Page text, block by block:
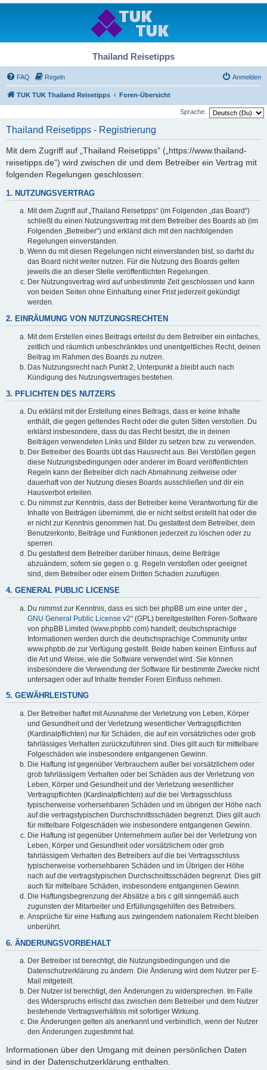
Thailand Reisetipps
FAQ Regeln Anmelden
TUK TUK Thailand Reisetipps Foren-Übersicht
Sprache:
Thailand Reisetipps - Registrierung
Mit dem Zugriff auf „Thailand Reisetipps“ („https://www.thailand-
reisetipps.de“) wird zwischen dir und dem Betreiber ein Vertrag mit
folgenden Regelungen geschlossen:
1. NUTZUNGSVERTRAG
Mit dem Zugriff auf „Thailand Reisetipps“ (im Folgenden „das Board“)
schließt du einen Nutzungsvertrag mit dem Betreiber des Boards ab (im
Folgenden „Betreiber“) und erklärst dich mit den nachfolgenden
Regelungen einverstanden.
Wenn du mit diesen Regelungen nicht einverstanden bist, so darfst du
das Board nicht weiter nutzen. Für die Nutzung des Boards gelten
jeweils die an dieser Stelle veröffentlichten Regelungen.
Der Nutzungsvertrag wird auf unbestimmte Zeit geschlossen und kann
von beiden Seiten ohne Einhaltung einer Frist jederzeit gekündigt
werden.
2. EINRÄUMUNG VON NUTZUNGSRECHTEN
Mit dem Erstellen eines Beitrags erteilst du dem Betreiber ein einfaches,
zeitlich und räumlich unbeschränktes und unentgeltliches Recht, deinen
Beitrag im Rahmen des Boards zu nutzen.
Das Nutzungsrecht nach Punkt 2, Unterpunkt a bleibt auch nach
Kündigung des Nutzungsvertrages bestehen.
3. PFLICHTEN DES NUTZERS
Du erklärst mit der Erstellung eines Beitrags, dass er keine Inhalte
enthält, die gegen geltendes Recht oder die guten Sitten verstoßen. Du
erklärst insbesondere, dass du das Recht besitzt, die in deinen
Beiträgen verwendeten Links und Bilder zu setzen bzw. zu verwenden.
Der Betreiber des Boards übt das Hausrecht aus. Bei Verstößen gegen
diese Nutzungsbedingungen oder anderer im Board veröffentlichten
Regeln kann der Betreiber dich nach Abmahnung zeitweise oder
dauerhaft von der Nutzung dieses Boards ausschließen und dir ein
Hausverbot erteilen.
Du nimmst zur Kenntnis, dass der Betreiber keine Verantwortung für die
Inhalte von Beiträgen übernimmt, die er nicht selbst erstellt hat oder die
er nicht zur Kenntnis genommen hat. Du gestattest dem Betreiber, dein
Benutzerkonto, Beiträge und Funktionen jederzeit zu löschen oder zu
sperren.
Du gestattest dem Betreiber darüber hinaus, deine Beiträge
abzuändern, sofern sie gegen o. g. Regeln verstoßen oder geeignet
sind, dem Betreiber oder einem Dritten Schaden zuzufügen.
4. GENERAL PUBLIC LICENSE
Du nimmst zur Kenntnis, dass es sich bei phpBB um eine unter der „
GNU General Public License v2“ (GPL) bereitgestellten Foren-Software
von phpBB Limited (www.phpbb.com) handelt; deutschsprachige
Informationen werden durch die deutschsprachige Community unter
www.phpbb.de zur Verfügung gestellt. Beide haben keinen Einfluss auf
die Art und Weise, wie die Software verwendet wird. Sie können
insbesondere die Verwendung der Software für bestimmte Zwecke nicht
untersagen oder auf Inhalte fremder Foren Einfluss nehmen.
5. GEWÄHRLEISTUNG
Der Betreiber haftet mit Ausnahme der Verletzung von Leben, Körper
und Gesundheit und der Verletzung wesentlicher Vertragspflichten
(Kardinalpflichten) nur für Schäden, die auf ein vorsätzliches oder grob
fahrlässiges Verhalten zurückzuführen sind. Dies gilt auch für mittelbare
Folgeschäden wie insbesondere entgangenen Gewinn.
Die Haftung ist gegenüber Verbrauchern außer bei vorsätzlichem oder
grob fahrlässigem Verhalten oder bei Schäden aus der Verletzung von
Leben, Körper und Gesundheit und der Verletzung wesentlicher
Vertragspflichten (Kardinalpflichten) auf die bei Vertragsschluss
typischerweise vorhersehbaren Schäden und im übrigen der Höhe nach
auf die vertragstypischen Durchschnittsschäden begrenzt. Dies gilt auch
für mittelbare Folgeschäden wie insbesondere entgangenen Gewinn.
Die Haftung ist gegenüber Unternehmern außer bei der Verletzung von
Leben, Körper und Gesundheit oder vorsätzlichem oder grob
fahrlässigem Verhalten des Betreibers auf die bei Vertragsschluss
typischerweise vorhersehbaren Schäden und im Übrigen der Höhe
nach auf die vertragstypischen Durchschnittsschäden begrenzt. Dies gilt
auch für mittelbare Schäden, insbesondere entgangenen Gewinn.
Die Haftungsbegrenzung der Absätze a bis c gilt sinngemäß auch
zugunsten der Mitarbeiter und Erfüllungsgehilfen des Betreibers.
Ansprüche für eine Haftung aus zwingendem nationalem Recht bleiben
unberührt.
6. ÄNDERUNGSVORBEHALT
Der Betreiber ist berechtigt, die Nutzungsbedingungen und die
Datenschutzerklärung zu ändern. Die Änderung wird dem Nutzer per E-
Mail mitgeteilt.
Der Nutzer ist berechtigt, den Änderungen zu widersprechen. Im Falle
des Widerspruchs erlischt das zwischen dem Betreiber und dem Nutzer
bestehende Vertragsverhältnis mit sofortiger Wirkung.
Die Änderungen gelten als anerkannt und verbindlich, wenn der Nutzer
den Änderungen zugestimmt hat.
Informationen über den Umgang mit deinen persönlichen Daten
sind in der Datenschutzerklärung enthalten.